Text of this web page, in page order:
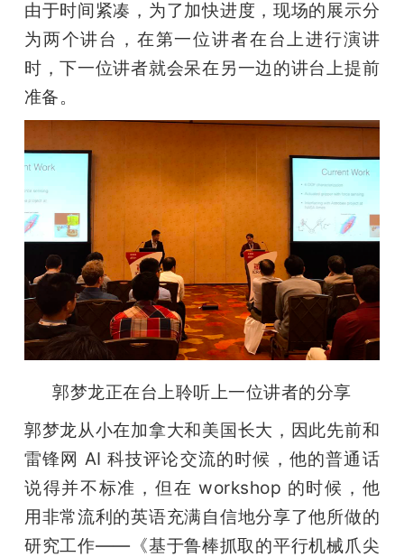
由于时间紧凑，为了加快进度，现场的展示分
为两个讲台，在第一位讲者在台上进行演讲
时，下一位讲者就会呆在另一边的讲台上提前
准备。
郭梦龙正在台上聆听上一位讲者的分享
郭梦龙从小在加拿大和美国长大，因此先前和
雷锋网 AI 科技评论交流的时候，他的普通话
说得并不标准，但在 workshop 的时候，他
用非常流利的英语充满自信地分享了他所做的
研究工作——《基于鲁棒抓取的平行机械爪尖